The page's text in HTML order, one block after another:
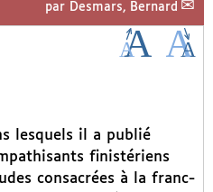
par Desmars, Bernard
lesquels il a publié
finistériens
consacrées à la franc-